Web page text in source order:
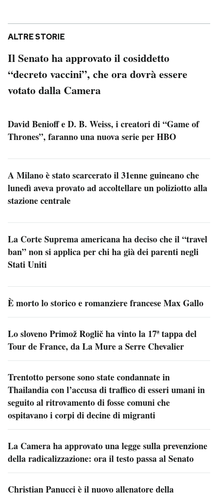
ALTRE STORIE
Il Senato ha approvato il cosiddetto
“decreto vaccini”, che ora dovrà essere
votato dalla Camera
David Benioff e D. B. Weiss, i creatori di “Game of
Thrones”, faranno una nuova serie per HBO
A Milano è stato scarcerato il 31enne guineano che
lunedì aveva provato ad accoltellare un poliziotto alla
stazione centrale
La Corte Suprema americana ha deciso che il “travel
ban” non si applica per chi ha già dei parenti negli
Stati Uniti
È morto lo storico e romanziere francese Max Gallo
Lo sloveno Primož Roglič ha vinto la 17ª tappa del
Tour de France, da La Mure a Serre Chevalier
Trentotto persone sono state condannate in
Thailandia con l’accusa di traffico di esseri umani in
seguito al ritrovamento di fosse comuni che
ospitavano i corpi di decine di migranti
La Camera ha approvato una legge sulla prevenzione
della radicalizzazione: ora il testo passa al Senato
Christian Panucci è il nuovo allenatore della